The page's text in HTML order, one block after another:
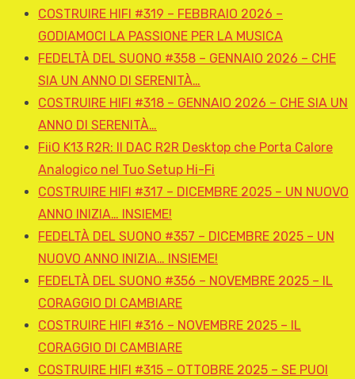
COSTRUIRE HIFI #319 – FEBBRAIO 2026 –
GODIAMOCI LA PASSIONE PER LA MUSICA
FEDELTÀ DEL SUONO #358 – GENNAIO 2026 – CHE
SIA UN ANNO DI SERENITÀ…
COSTRUIRE HIFI #318 – GENNAIO 2026 – CHE SIA UN
ANNO DI SERENITÀ…
FiiO K13 R2R: Il DAC R2R Desktop che Porta Calore
Analogico nel Tuo Setup Hi-Fi
COSTRUIRE HIFI #317 – DICEMBRE 2025 – UN NUOVO
ANNO INIZIA… INSIEME!
FEDELTÀ DEL SUONO #357 – DICEMBRE 2025 – UN
NUOVO ANNO INIZIA… INSIEME!
FEDELTÀ DEL SUONO #356 – NOVEMBRE 2025 – IL
CORAGGIO DI CAMBIARE
COSTRUIRE HIFI #316 – NOVEMBRE 2025 – IL
CORAGGIO DI CAMBIARE
COSTRUIRE HIFI #315 – OTTOBRE 2025 – SE PUOI